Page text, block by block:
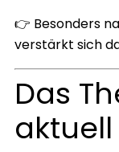
👉 Besonders
verstärkt sich
Das